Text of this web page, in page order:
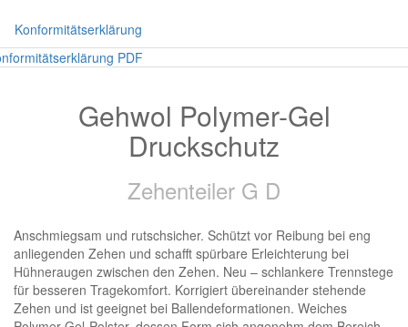
Konformitätserklärung
PDF
Gehwol Polymer-Gel
Druckschutz
Zehenteiler G D
Anschmiegsam und rutschsicher. Schützt vor Reibung bei eng
anliegenden Zehen und schafft spürbare Erleichterung bei
Hühneraugen zwischen den Zehen. Neu – schlankere Trennstege
für besseren Tragekomfort. Korrigiert übereinander stehende
Zehen und ist geeignet bei Ballendeformationen. Weiches